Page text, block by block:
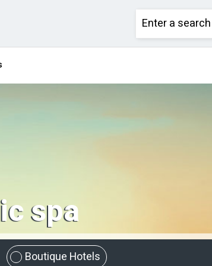
spa
Boutique Hotels